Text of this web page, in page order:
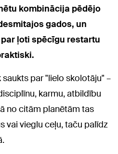
kombinācija pēdējo
gados, un
ļoti spēcīgu restartu
par "lielo skolotāju" –
karmu, atbildību
no citām planētām tas
vai vieglu ceļu, taču palīdz